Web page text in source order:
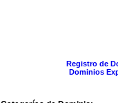
Registro de
Dominios